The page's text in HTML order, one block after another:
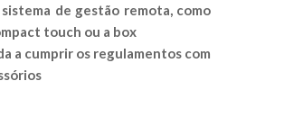
sistema de gestão remota, como
touch ou a box
a cumprir os regulamentos com